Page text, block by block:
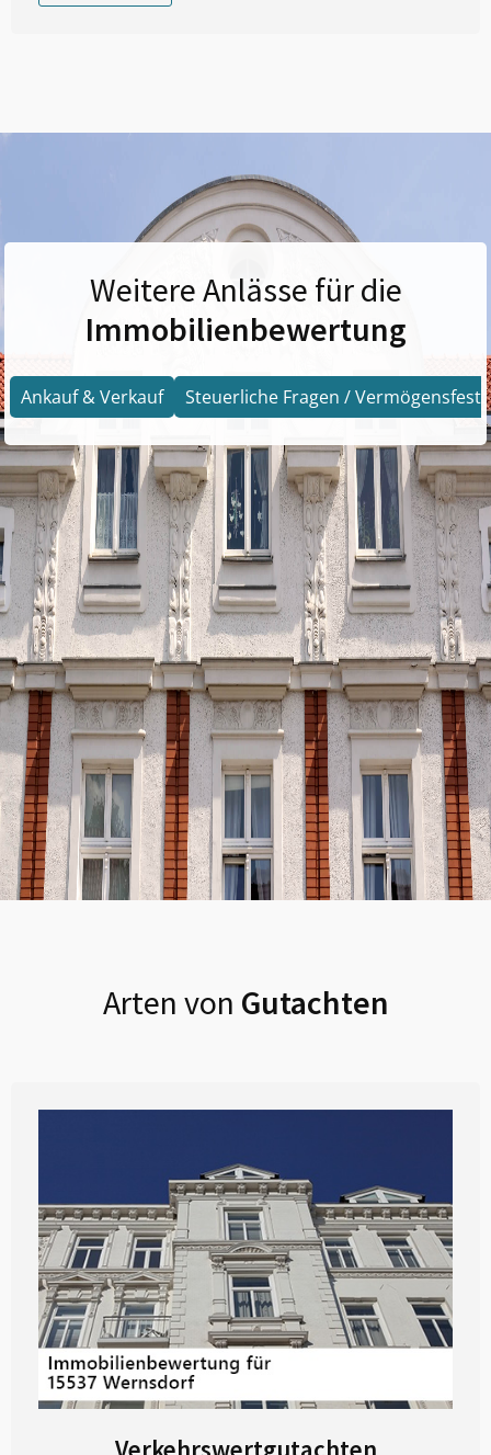
Weitere Anlässe für die
Immobilienbewertung
Ankauf & Verkauf Steuerliche Fragen /
Arten von Gutachten